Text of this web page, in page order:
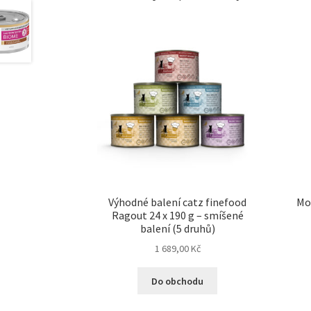
Výhodné balení catz finefood
Ragout 24 x 190 g – smíšené
balení (5 druhů)
1 689,00Kč
Do obchodu